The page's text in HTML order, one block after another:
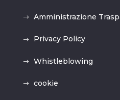
Amministrazione
Privacy Policy
Whistleblowing
cookie